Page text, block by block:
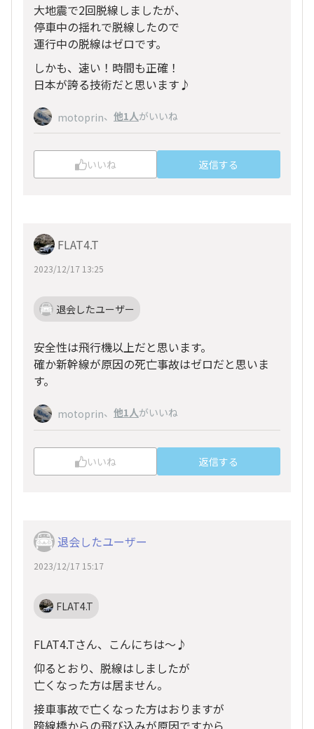
大地震で2回脱線しましたが、
停車中の揺れで脱線したので
運行中の脱線はゼロです。
しかも、速い！時間も正確！
日本が誇る技術だと思います♪
motoprin、 他1人がいいね
いいね 返信する
FLAT4.T
2023/12/17 13:25
退会したユーザー
安全性は飛行機以上だと思います。
確か新幹線が原因の死亡事故はゼロだと思いま
す。
motoprin、 他1人がいいね
いいね 返信する
退会したユーザー
2023/12/17 15:17
FLAT4.T
FLAT4.Tさん、こんにちは～♪
仰るとおり、脱線はしましたが
亡くなった方は居ません。
接車事故で亡くなった方はおりますが
跨線橋からの飛び込みが原因ですから